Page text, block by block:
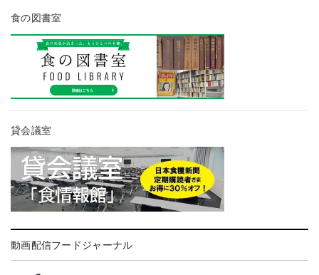
食の図書室
貸会議室
動画配信フードジャーナル